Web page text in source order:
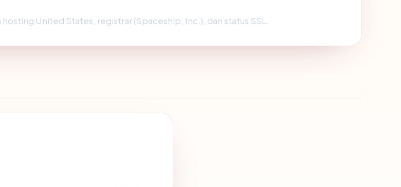
hosting United States, registrar (Spaceship, Inc.), dan status SSL.